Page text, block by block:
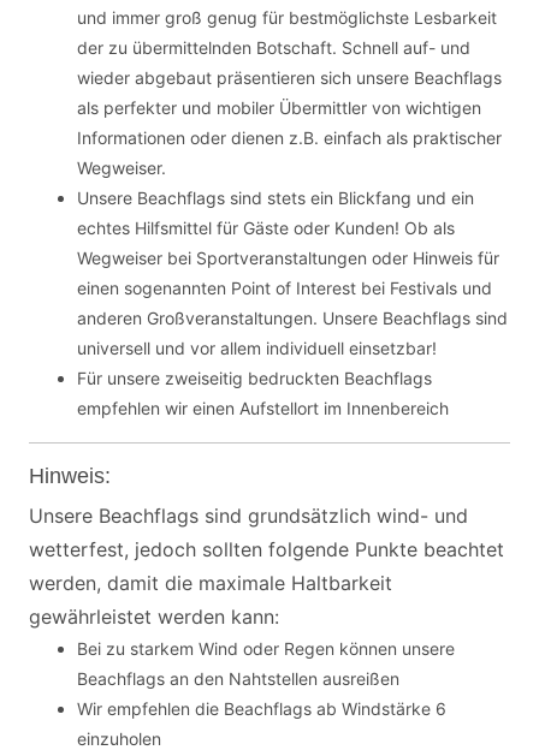
und immer groß genug für bestmöglichste Lesbarkeit
der zu übermittelnden Botschaft. Schnell auf- und
wieder abgebaut präsentieren sich unsere Beachflags
als perfekter und mobiler Übermittler von wichtigen
Informationen oder dienen z.B. einfach als praktischer
Wegweiser.
Unsere Beachflags sind stets ein Blickfang und ein
echtes Hilfsmittel für Gäste oder Kunden! Ob als
Wegweiser bei Sportveranstaltungen oder Hinweis für
einen sogenannten Point of Interest bei Festivals und
anderen Großveranstaltungen. Unsere Beachflags sind
universell und vor allem individuell einsetzbar!
Für unsere zweiseitig bedruckten Beachflags
empfehlen wir einen Aufstellort im Innenbereich
Hinweis:
Unsere Beachflags sind grundsätzlich wind- und
wetterfest, jedoch sollten folgende Punkte beachtet
werden, damit die maximale Haltbarkeit
gewährleistet werden kann:
Bei zu starkem Wind oder Regen können unsere
Beachflags an den Nahtstellen ausreißen
Wir empfehlen die Beachflags ab Windstärke 6
einzuholen